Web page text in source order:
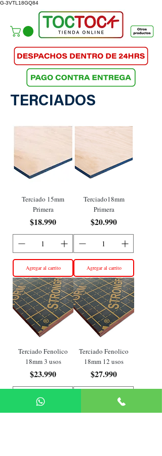
G-3VTL18GQ84
TERCIADOS
Terciado 15mm
Primera
Precio
$18.990
Agregar al carrito
Terciado18mm
Primera
Precio
$20.990
Agregar al carrito
Terciado Fenolico
18mm 3 usos
Precio
$23.990
Terciado Fenolico
18mm 12 usos
Precio
$27.990